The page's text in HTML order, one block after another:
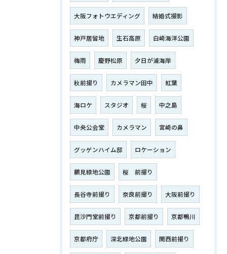
大阪フォトウエディング 結婚式撮影
神戸居留地 生石高原 白崎海洋公園
梅雨 慶野松原 夕日が浦海岸
秋前撮り カメラマン田中 紅葉
海ロケ スタジオ 桜 中之島
中央公会堂 カメラマン 宮崎の鼻
グッゲンハイム邸 ロケーション
鶴見緑地公園 桜 前撮り
長谷寺前撮り 奈良前撮り 大阪前撮り
毘沙門堂前撮り 京都前撮り 京都鴨川
京都府庁 深北緑地公園 関西前撮り